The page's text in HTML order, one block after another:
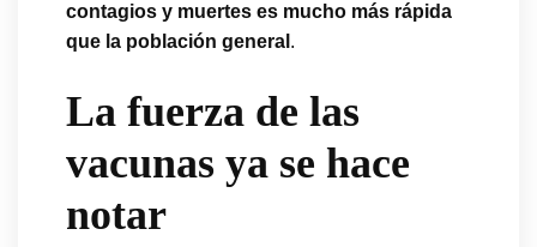
contagios y muertes es mucho más rápida
que la población general .
La fuerza de las
vacunas ya se hace
notar